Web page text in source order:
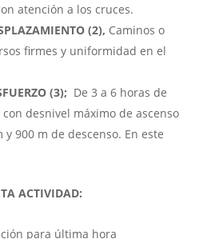
atención a los cruces.
(2), Caminos o
firmes y uniformidad en el
(3); De 3 a 6 horas de
desnivel máximo de ascenso
900 m de descenso. En este
ACTIVIDAD:
para última hora